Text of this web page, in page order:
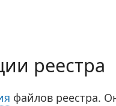
реестра
файлов реестра.